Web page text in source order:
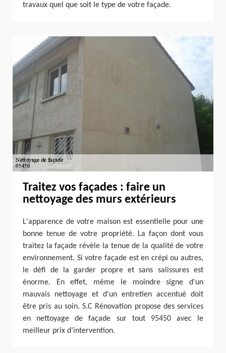
travaux quel que soit le type de votre façade.
Traitez vos façades : faire un
nettoyage des murs extérieurs
L'apparence de votre maison est essentielle pour une
bonne tenue de votre propriété. La façon dont vous
traitez la façade révèle la tenue de la qualité de votre
environnement. Si votre façade est en crépi ou autres,
le défi de la garder propre et sans salissures est
énorme. En effet, même le moindre signe d'un
mauvais nettoyage et d'un entretien accentué doit
être pris au soin. S.C Rénovation propose des services
en nettoyage de façade sur tout 95450 avec le
meilleur prix d’intervention.